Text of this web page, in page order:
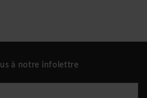
à notre infolettre